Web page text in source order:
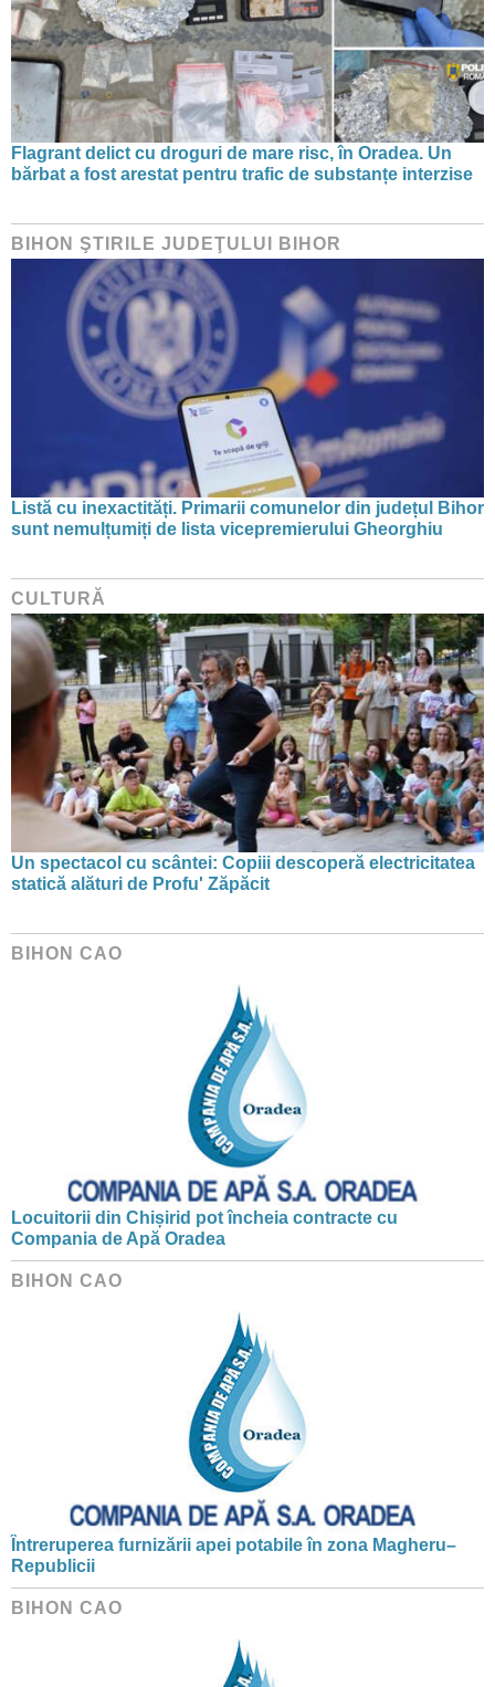
Flagrant delict cu droguri de mare risc, în Oradea. Un
bărbat a fost arestat pentru trafic de substanțe interzise
BIHON ŞTIRILE JUDEŢULUI BIHOR
Listă cu inexactități. Primarii comunelor din județul Bihor
sunt nemulțumiți de lista vicepremierului Gheorghiu
CULTURĂ
Un spectacol cu scântei: Copiii descoperă electricitatea
statică alături de Profu' Zăpăcit
BIHON CAO
Locuitorii din Chișirid pot încheia contracte cu
Compania de Apă Oradea
BIHON CAO
Întreruperea furnizării apei potabile în zona Magheru–
Republicii
BIHON CAO